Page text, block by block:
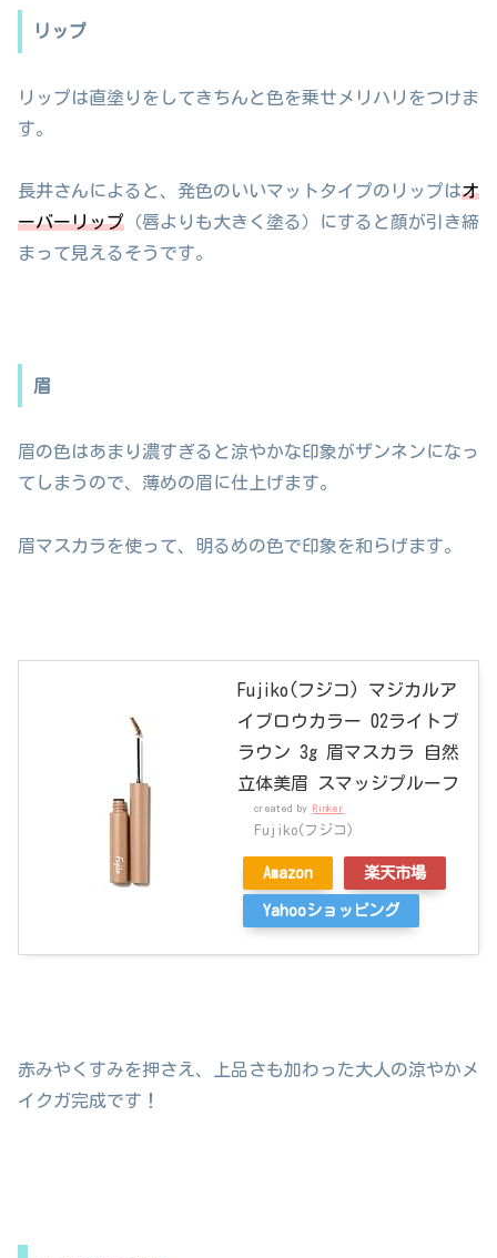
リップ
リップは直塗りをしてきちんと色を乗せメリハリをつけま
す。
長井さんによると、発色のいいマットタイプのリップはオ
ーバーリップ （唇よりも大きく塗る）にすると顔が引き締
まって見えるそうです。
眉
眉の色はあまり濃すぎると涼やかな印象がザンネンになっ
てしまうので、薄めの眉に仕上げます。
眉マスカラを使って、明るめの色で印象を和らげます。
Fujiko(フジコ) マジカルア
イブロウカラー 02ライトブ
ラウン 3g 眉マスカラ 自然
立体美眉 スマッジプルーフ
created by Rinker
Fujiko(フジコ)
Amazon 楽天市場
Yahooショッピング
赤みやくすみを押さえ、上品さも加わった大人の涼やかメ
イクガ完成です！